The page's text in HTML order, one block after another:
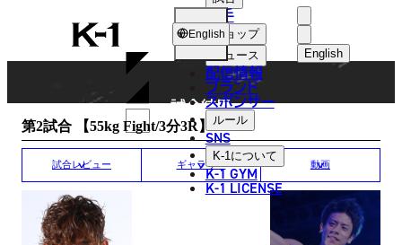
K-
1
English
한국어
中文（简体
中文（繁體
選手
ショップ
ニュース
配信情報
ブランド
スポンサー
ルール
SNS
K-1について
K-1 GYM
K-1 LICENSE
English
MATCH RESULT
試合結果
第2試合 【55kg Fight/3分3R】
試合レビュー ギャラリー 動画